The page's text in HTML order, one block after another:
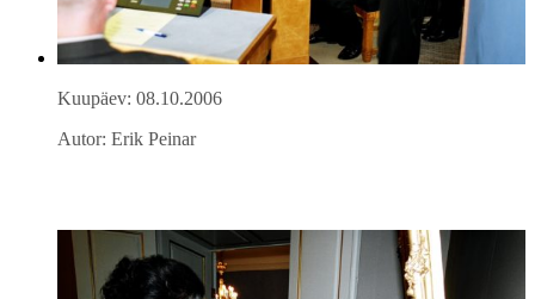
Kuupäev: 08.10.2006
Autor: Erik Peinar